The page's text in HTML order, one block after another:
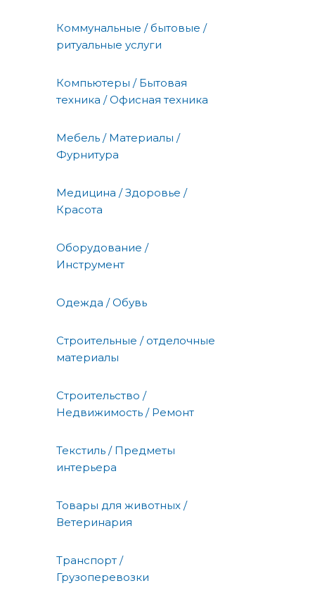
Коммунальные / бытовые /
ритуальные услуги
Компьютеры / Бытовая
техника / Офисная техника
Мебель / Материалы /
Фурнитура
Медицина / Здоровье /
Красота
Оборудование /
Инструмент
Одежда / Обувь
Строительные / отделочные
материалы
Строительство /
Недвижимость / Ремонт
Текстиль / Предметы
интерьера
Товары для животных /
Ветеринария
Транспорт /
Грузоперевозки